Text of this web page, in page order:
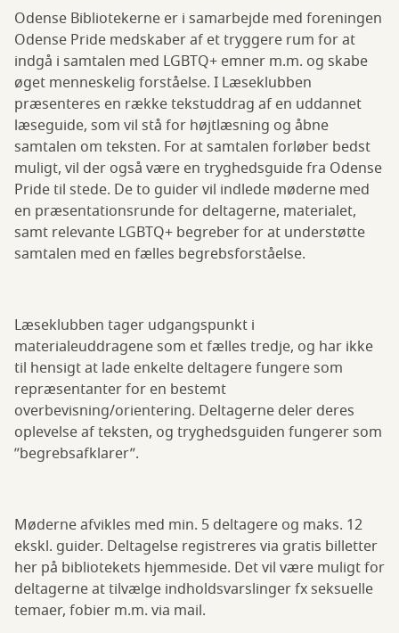
Odense Bibliotekerne er i samarbejde med foreningen
Odense Pride medskaber af et tryggere rum for at
indgå i samtalen med LGBTQ+ emner m.m. og skabe
øget menneskelig forståelse. I Læseklubben
præsenteres en række tekstuddrag af en uddannet
læseguide, som vil stå for højtlæsning og åbne
samtalen om teksten. For at samtalen forløber bedst
muligt, vil der også være en tryghedsguide fra Odense
Pride til stede. De to guider vil indlede møderne med
en præsentationsrunde for deltagerne, materialet,
samt relevante LGBTQ+ begreber for at understøtte
samtalen med en fælles begrebsforståelse.
Læseklubben tager udgangspunkt i
materialeuddragene som et fælles tredje, og har ikke
til hensigt at lade enkelte deltagere fungere som
repræsentanter for en bestemt
overbevisning/orientering. Deltagerne deler deres
oplevelse af teksten, og tryghedsguiden fungerer som
”begrebsafklarer”.
Møderne afvikles med min. 5 deltagere og maks. 12
ekskl. guider. Deltagelse registreres via gratis billetter
her på bibliotekets hjemmeside. Det vil være muligt for
deltagerne at tilvælge indholdsvarslinger fx seksuelle
temaer, fobier m.m. via mail.